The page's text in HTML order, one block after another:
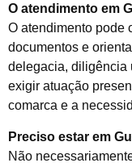
O atendimento em
O atendimento pode
documentos e
delegacia, diligência
exigir atuação
comarca e a
Preciso estar em
Não